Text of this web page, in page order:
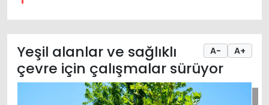
A- A+
Yeşil alanlar ve sağlıklı
çevre için çalışmalar sürüyor